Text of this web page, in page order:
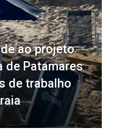
ao projeto
de Patamares
de trabalho